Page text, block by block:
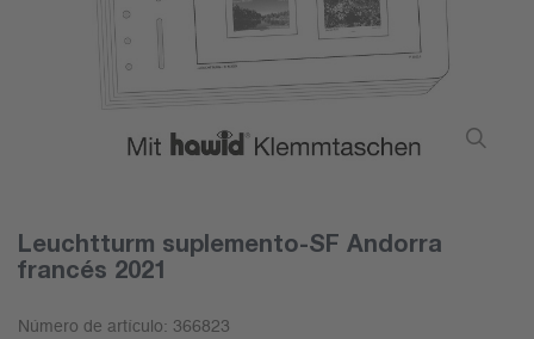
Leuchtturm suplemento-SF Andorra
francés 2021
Número de artículo: 366823